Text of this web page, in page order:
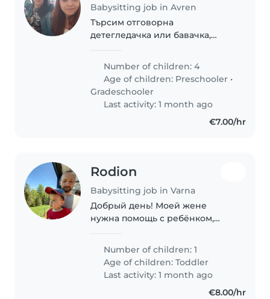
Babysitting job in Avren
Търсим отговорна
детегледачка или бавачка,
четири деца в предшколна и
начална учебна възраст. Децата
ни са енергични, забавни и
игриви. Имаме нужда от
Number of children: 4
Age of children: Preschooler •
Gradeschooler
Last activity: 1 month ago
€7.00/hr
Rodion
Babysitting job in Varna
Добрый день! Моей жене
нужна помощь с ребёнком,
2,5 года здоровый,
жизнерадостный, активный и
очень умный малыш. Если мы
подавимся друг другу, будем
Number of children: 1
Age of children:Toddler
Last activity: 1 month ago
€8.00/hr